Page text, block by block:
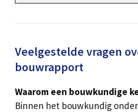
Veelgestelde vragen
bouwrapport
Waarom een bouwkundige
Binnen het bouwkundig